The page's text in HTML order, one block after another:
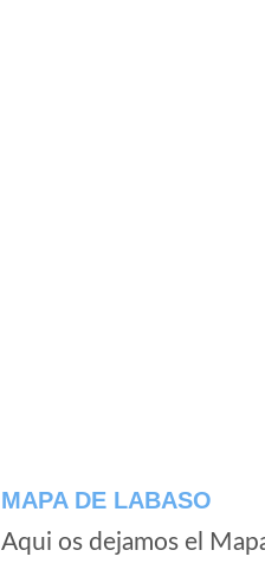
MAPA DE LABASO
Aqui os dejamos el